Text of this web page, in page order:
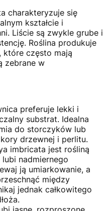
charakteryzuje się
kształcie i
Liście są zwykle grube i
Roślina produkuje
które często mają
zebrane w
preferuje lekki i
substrat. Idealna
do storczyków lub
drzewnej i perlitu.
imbricata jest rośliną
nadmiernego
ją umiarkowanie, a
między
jednak całkowitego